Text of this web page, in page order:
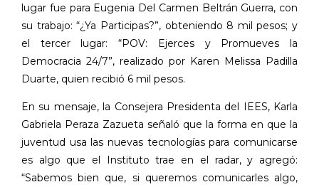
lugar fue para Eugenia Del Carmen Beltrán Guerra, con
su trabajo: “¿Ya Participas?”, obteniendo 8 mil pesos; y
el tercer lugar: “POV: Ejerces y Promueves la
Democracia 24/7”, realizado por Karen Melissa Padilla
Duarte, quien recibió 6 mil pesos.
En su mensaje, la Consejera Presidenta del IEES, Karla
Gabriela Peraza Zazueta señaló que la forma en que la
juventud usa las nuevas tecnologías para comunicarse
es algo que el Instituto trae en el radar, y agregó:
“Sabemos bien que, si queremos comunicarles algo,